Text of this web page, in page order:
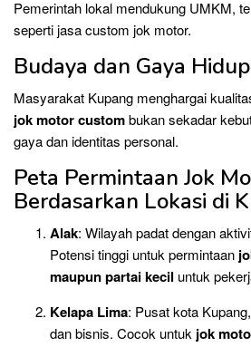
Pemerintah lokal mendukung UMKM,
seperti jasa custom jok motor.
Budaya dan Gaya Hidup
Masyarakat Kupang menghargai
jok motor custombukan sekadar
gaya dan identitas personal.
Peta Permintaan Jok
Berdasarkan Lokasi di
Alak: Wilayah padat dengan
Potensi tinggi untuk permintaan
maupun partai kecil untuk
Kelapa Lima: Pusat kota
dan bisnis. Cocok untuk jok